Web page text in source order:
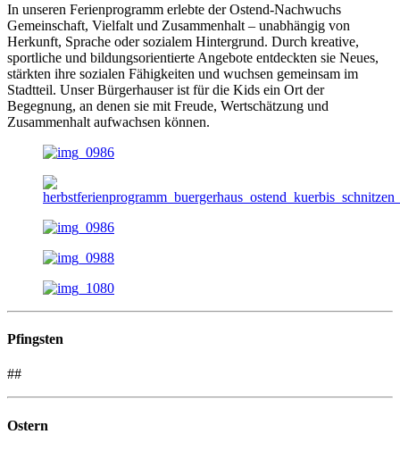
In unseren Ferienprogramm erlebte der Ostend-Nachwuchs
Gemeinschaft, Vielfalt und Zusammenhalt – unabhängig von
Herkunft, Sprache oder sozialem Hintergrund. Durch kreative,
sportliche und bildungsorientierte Angebote entdeckten sie Neues,
stärkten ihre sozialen Fähigkeiten und wuchsen gemeinsam im
Stadtteil. Unser Bürgerhauser ist für die Kids ein Ort der
Begegnung, an denen sie mit Freude, Wertschätzung und
Zusammenhalt aufwachsen können.
Pfingsten
##
Ostern